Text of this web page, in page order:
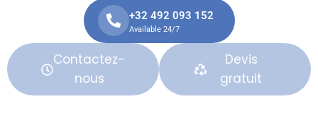
+32 492 093 152
Available 24/7
Contactez-
nous
Devis
gratuit